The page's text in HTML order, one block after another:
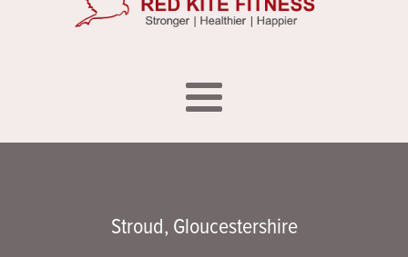
Stroud, Gloucestershire